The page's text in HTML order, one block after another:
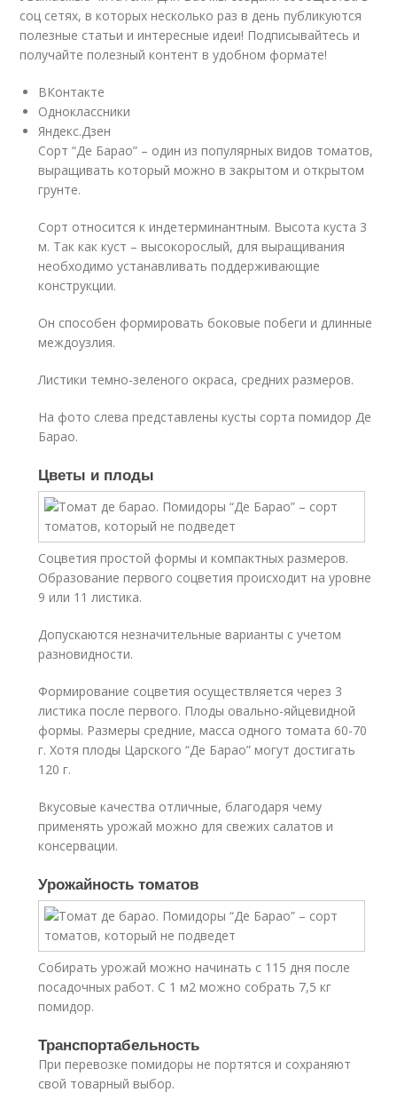
соц сетях, в которых несколько раз в день публикуются
полезные статьи и интересные идеи! Подписывайтесь и
получайте полезный контент в удобном формате!
ВКонтакте
Одноклассники
Яндекс.Дзен
Сорт “Де Барао” – один из популярных видов томатов,
выращивать который можно в закрытом и открытом
грунте.
Сорт относится к индетерминантным. Высота куста 3
м. Так как куст – высокорослый, для выращивания
необходимо устанавливать поддерживающие
конструкции.
Он способен формировать боковые побеги и длинные
междоузлия.
Листики темно-зеленого окраса, средних размеров.
На фото слева представлены кусты сорта помидор Де
Барао.
Цветы и плоды
Соцветия простой формы и компактных размеров.
Образование первого соцветия происходит на уровне
9 или 11 листика.
Допускаются незначительные варианты с учетом
разновидности.
Формирование соцветия осуществляется через 3
листика после первого. Плоды овально-яйцевидной
формы. Размеры средние, масса одного томата 60-70
г. Хотя плоды Царского “Де Барао” могут достигать
120 г.
Вкусовые качества отличные, благодаря чему
применять урожай можно для свежих салатов и
консервации.
Урожайность томатов
Собирать урожай можно начинать с 115 дня после
посадочных работ. С 1 м2 можно собрать 7,5 кг
помидор.
Транспортабельность
При перевозке помидоры не портятся и сохраняют
свой товарный выбор.